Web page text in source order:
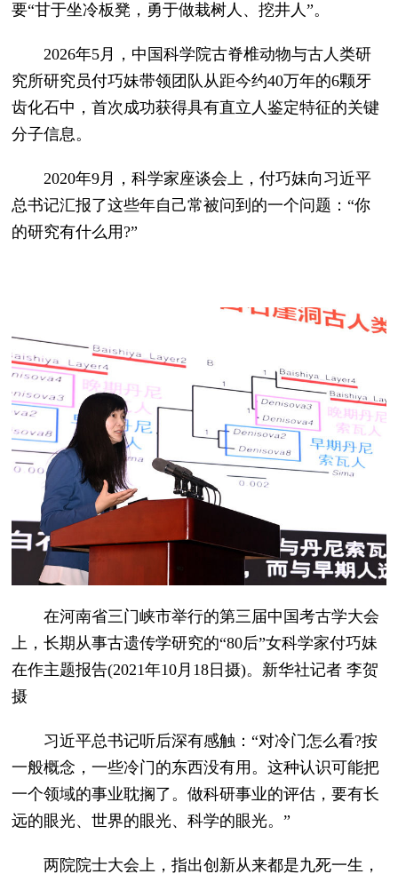
要“甘于坐冷板凳，勇于做栽树人、挖井人”。
2026年5月，中国科学院古脊椎动物与古人类研
究所研究员付巧妹带领团队从距今约40万年的6颗牙
齿化石中，首次成功获得具有直立人鉴定特征的关键
分子信息。
2020年9月，科学家座谈会上，付巧妹向习近平
总书记汇报了这些年自己常被问到的一个问题：“你
的研究有什么用?”
在河南省三门峡市举行的第三届中国考古学大会
上，长期从事古遗传学研究的“80后”女科学家付巧妹
在作主题报告(2021年10月18日摄)。新华社记者 李贺
摄
习近平总书记听后深有感触：“对冷门怎么看?按
一般概念，一些冷门的东西没有用。这种认识可能把
一个领域的事业耽搁了。做科研事业的评估，要有长
远的眼光、世界的眼光、科学的眼光。”
两院院士大会上，指出创新从来都是九死一生，